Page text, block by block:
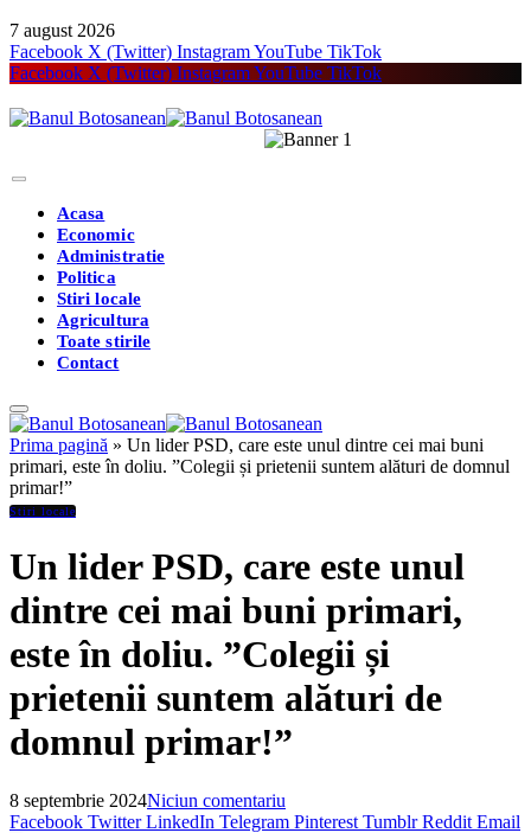
7 august 2026
Facebook X (Twitter) InstagramYouTube TikTok
Facebook X (Twitter) InstagramYouTube TikTok
Acasa
Economic
Administratie
Politica
Stiri locale
Agricultura
Toate stirile
Contact
Prima pagină » Un lider PSD, care este unul dintre cei mai buni
primari, este în doliu. ”Colegii și prietenii suntem alături de domnul
primar!”
Stiri locale
Un lider PSD, care este unul
dintre cei mai buni primari,
este în doliu. ”Colegii și
prietenii suntem alături de
domnul primar!”
8 septembrie 2024Niciun comentariu
Facebook Twitter LinkedIn Telegram Pinterest Tumblr Reddit Email